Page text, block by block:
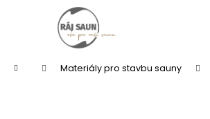
Domů Materiály pro stavbu sauny
Zpět
obchodu
Zpět
obchodu